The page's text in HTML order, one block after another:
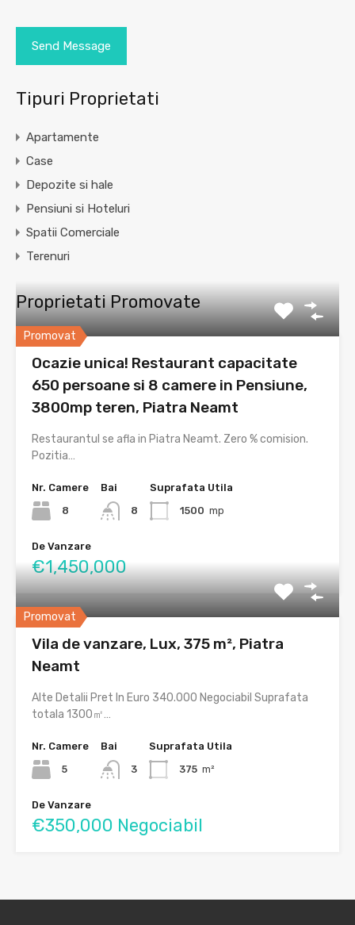
Tipuri Proprietati
Apartamente
Case
Depozite si hale
Pensiuni si Hoteluri
Spatii Comerciale
Terenuri
Proprietati Promovate
Promovat
Ocazie unica! Restaurant capacitate
650 persoane si 8 camere in Pensiune,
3800mp teren, Piatra Neamt
Restaurantul se afla in Piatra Neamt. Zero % comision.
Pozitia…
Nr. Camere
8
Bai
8
Suprafata Utila
1500 mp
De Vanzare
€1,450,000
Promovat
Vila de vanzare, Lux, 375 m², Piatra
Neamt
Alte Detalii Pret In Euro 340.000 Negociabil Suprafata
totala 1300㎡…
Nr. Camere
5
Bai
3
Suprafata Utila
375 m²
De Vanzare
€350,000 Negociabil